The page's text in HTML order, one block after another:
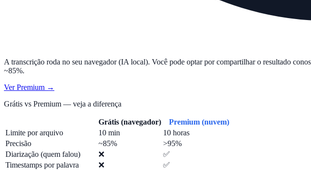
A transcrição roda no seu navegador (IA local). Você pode optar por compartilhar o resultado
~85%.
Ver Premium →
Grátis vs Premium — veja a diferença
Grátis (navegador)
Premium (nuvem)
Limite por arquivo
10 min
10 horas
Precisão
~85%
>95%
Diarização (quem falou)
❌
✅
Timestamps por palavra
❌ ✅